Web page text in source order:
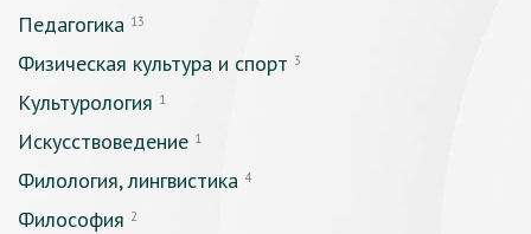
Педагогика 13
Физическая культура и спорт 3
Культурология 1
Искусствоведение 1
Филология, лингвистика 4
Философия 2